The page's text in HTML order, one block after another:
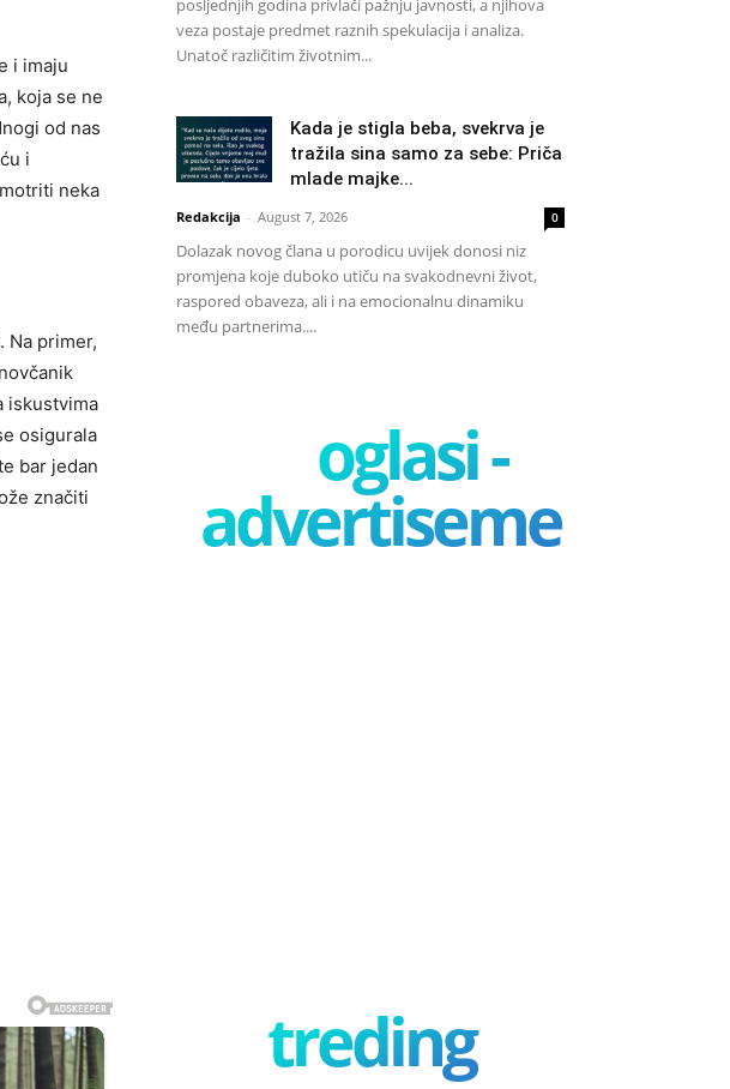
i imaju
koja se ne
od nas
i
neka
Na primer,
iskustvima
osigurala
bar jedan
značiti
posljednjih godina privlači pažnju javnosti, a njihova
veza postaje predmet raznih spekulacija i analiza.
Unatoč različitim životnim...
Kada je stigla beba, svekrva je
tražila sina samo za sebe: Priča
mlade majke...
Redakcija - August 7, 2026 0
Dolazak novog člana u porodicu uvijek donosi niz
promjena koje duboko utiču na svakodnevni život,
raspored obaveza, ali i na emocionalnu dinamiku
među partnerima....
oglasi -
advertisement
treding